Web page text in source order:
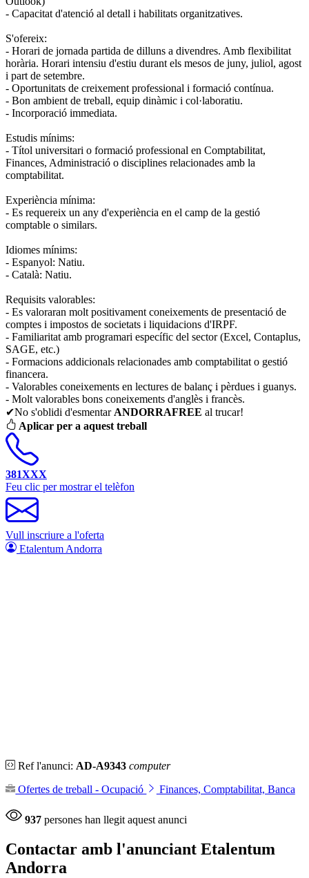
- Capacitat d'atenció al detall i habilitats organitzatives.
S'ofereix:
- Horari de jornada partida de dilluns a divendres. Amb flexibilitat
horària. Horari intensiu d'estiu durant els mesos de juny, juliol, agost
i part de setembre.
- Oportunitats de creixement professional i formació contínua.
- Bon ambient de treball, equip dinàmic i col·laboratiu.
- Incorporació immediata.
Estudis mínims:
- Títol universitari o formació professional en Comptabilitat,
Finances, Administració o disciplines relacionades amb la
comptabilitat.
Experiència mínima:
- Es requereix un any d'experiència en el camp de la gestió
comptable o similars.
Idiomes mínims:
- Espanyol: Natiu.
- Català: Natiu.
Requisits valorables:
- Es valoraran molt positivament coneixements de presentació de
comptes i impostos de societats i liquidacions d'IRPF.
- Familiaritat amb programari específic del sector (Excel, Contaplus,
SAGE, etc.)
- Formacions addicionals relacionades amb comptabilitat o gestió
financera.
- Valorables coneixements en lectures de balanç i pèrdues i guanys.
- Molt valorables bons coneixements d'anglès i francès.
✔No s'oblidi d'esmentar ANDORRAFREE al trucar!
Aplicar per a aquest treball
381XXX
Feu clic per mostrar el telèfon
Vull inscriure a l'oferta
Etalentum Andorra
Ref l'anunci: AD-A9343 computer
Ofertes de treball - Ocupació Finances, Comptabilitat, Banca
937 persones han llegit aquest anunci
Contactar amb l'anunciant Etalentum
Andorra